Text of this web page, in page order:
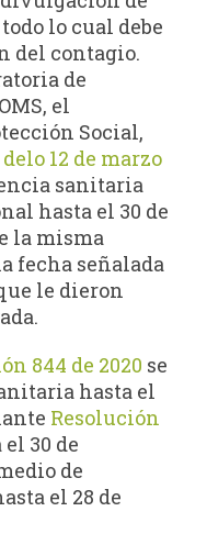
lo cual debe
del contagio.
de
el
Social,
12 de marzo
sanitaria
hasta el 30 de
la misma
fecha señalada
le dieron
844 de 2020 se
hasta el
Resolución
30 de
de
el 28 de